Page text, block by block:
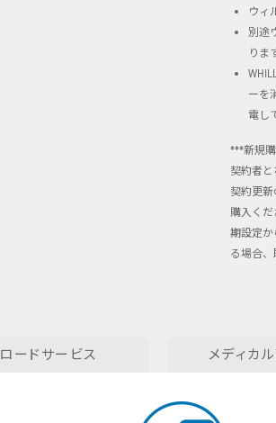
ウィ
別途
りま
ーを
電し
***新規
契約者と
契約更新
購入く
期設定
る場合
ロードサービス メディカ